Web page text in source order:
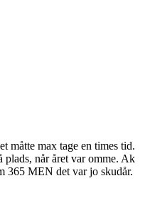
måtte max tage en times tid.
når året var omme. Ak
365 MEN det var jo skudår.